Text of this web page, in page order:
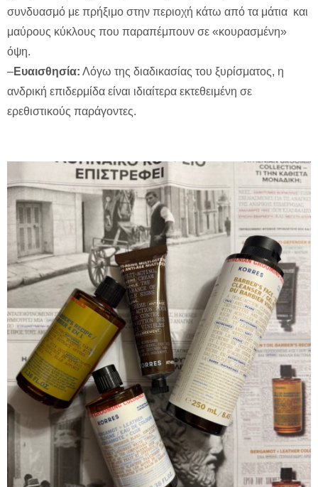
συνδυασμό με πρήξιμο στην περιοχή κάτω από τα μάτια και
μαύρους κύκλους που παραπέμπουν σε «κουρασμένη»
όψη.
–Ευαισθησία: Λόγω της διαδικασίας του ξυρίσματος, η
ανδρική επιδερμίδα είναι ιδιαίτερα εκτεθειμένη σε
ερεθιστικούς παράγοντες.